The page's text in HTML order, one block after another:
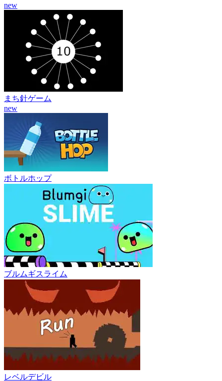
new
まち針ゲーム
new
ボトルホップ
ブルムギスライム
レベルデビル